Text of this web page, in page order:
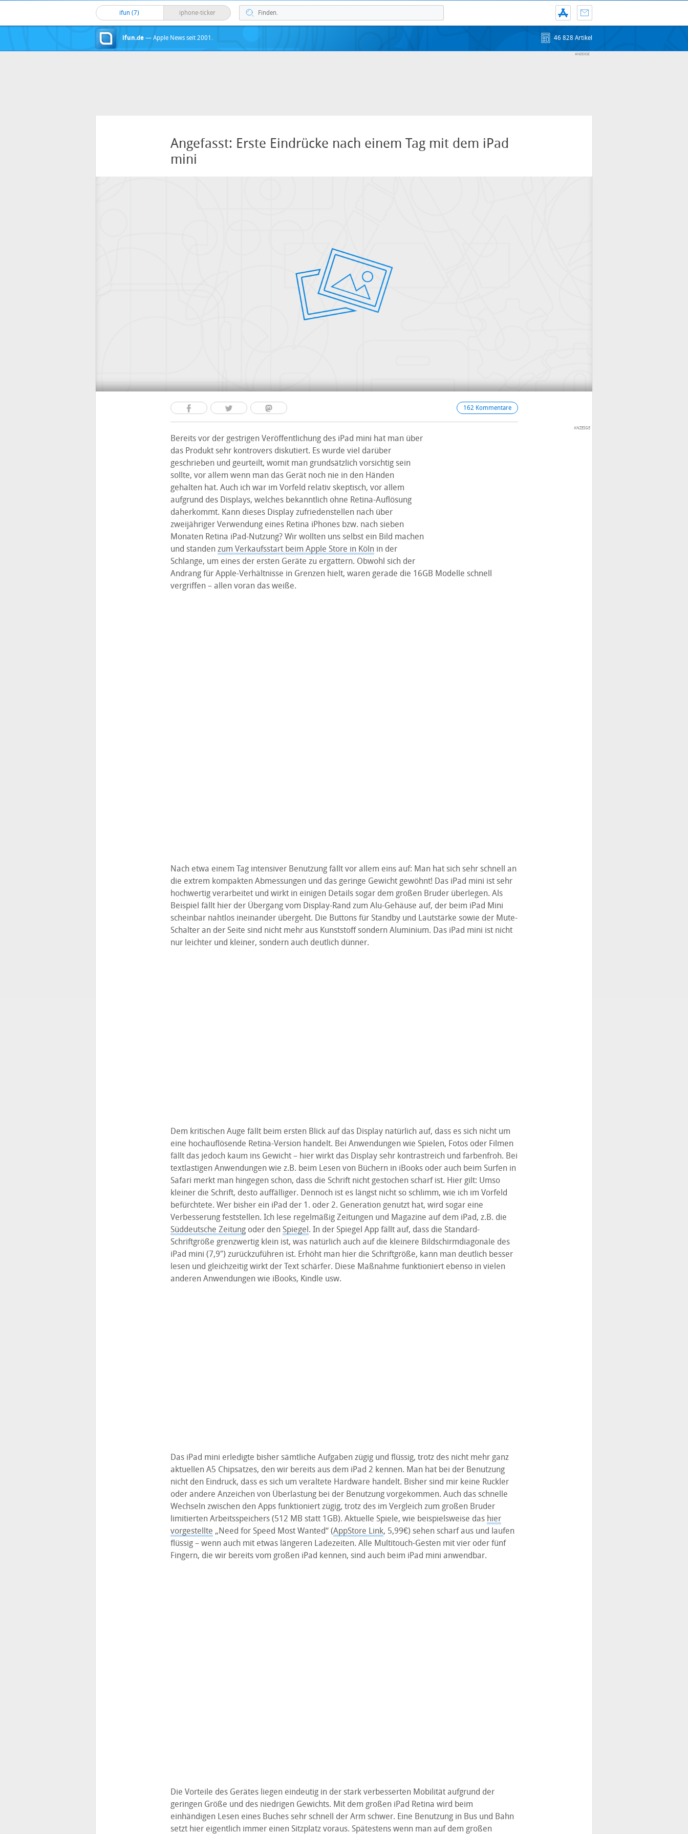
ifun (7) iphone-ticker
ifun.de — Apple News seit 2001. 46 828 Artikel
Angefasst: Erste Eindrücke nach einem Tag mit dem iPad
mini
162 Kommentare
Bereits vor der gestrigen Veröffentlichung des iPad mini hat man über
das Produkt sehr kontrovers diskutiert. Es wurde viel darüber
geschrieben und geurteilt, womit man grundsätzlich vorsichtig sein
sollte, vor allem wenn man das Gerät noch nie in den Händen
gehalten hat. Auch ich war im Vorfeld relativ skeptisch, vor allem
aufgrund des Displays, welches bekanntlich ohne Retina-Auflösung
daherkommt. Kann dieses Display zufriedenstellen nach über
zweijähriger Verwendung eines Retina iPhones bzw. nach sieben
Monaten Retina iPad-Nutzung? Wir wollten uns selbst ein Bild machen
und standen zum Verkaufsstart beim Apple Store in Kölnin der
Schlange, um eines der ersten Geräte zu ergattern. Obwohl sich der
Andrang für Apple-Verhältnisse in Grenzen hielt, waren gerade die 16GB Modelle schnell
vergriffen – allen voran das weiße.
Nach etwa einem Tag intensiver Benutzung fällt vor allem eins auf: Man hat sich sehr schnell an
die extrem kompakten Abmessungen und das geringe Gewicht gewöhnt! Das iPad mini ist sehr
hochwertig verarbeitet und wirkt in einigen Details sogar dem großen Bruder überlegen. Als
Beispiel fällt hier der Übergang vom Display-Rand zum Alu-Gehäuse auf, der beim iPad Mini
scheinbar nahtlos ineinander übergeht. Die Buttons für Standby und Lautstärke sowie der Mute-
Schalter an der Seite sind nicht mehr aus Kunststoff sondern Aluminium. Das iPad mini ist nicht
nur leichter und kleiner, sondern auch deutlich dünner.
Dem kritischen Auge fällt beim ersten Blick auf das Display natürlich auf, dass es sich nicht um
eine hochauflösende Retina-Version handelt. Bei Anwendungen wie Spielen, Fotos oder Filmen
fällt das jedoch kaum ins Gewicht – hier wirkt das Display sehr kontrastreich und farbenfroh. Bei
textlastigen Anwendungen wie z.B. beim Lesen von Büchern in iBooks oder auch beim Surfen in
Safari merkt man hingegen schon, dass die Schrift nicht gestochen scharf ist. Hier gilt: Umso
kleiner die Schrift, desto auffälliger. Dennoch ist es längst nicht so schlimm, wie ich im Vorfeld
befürchtete. Wer bisher ein iPad der 1. oder 2. Generation genutzt hat, wird sogar eine
Verbesserung feststellen. Ich lese regelmäßig Zeitungen und Magazine auf dem iPad, z.B. die
Süddeutsche Zeitungoder den Spiegel . In der Spiegel App fällt auf, dass die Standard-
Schriftgröße grenzwertig klein ist, was natürlich auch auf die kleinere Bildschirmdiagonale des
iPad mini (7,9″) zurückzuführen ist. Erhöht man hier die Schriftgröße, kann man deutlich besser
lesen und gleichzeitig wirkt der Text schärfer. Diese Maßnahme funktioniert ebenso in vielen
anderen Anwendungen wie iBooks, Kindle usw.
Das iPad mini erledigte bisher sämtliche Aufgaben zügig und flüssig, trotz des nicht mehr ganz
aktuellen A5 Chipsatzes, den wir bereits aus dem iPad 2 kennen. Man hat bei der Benutzung
nicht den Eindruck, dass es sich um veraltete Hardware handelt. Bisher sind mir keine Ruckler
oder andere Anzeichen von Überlastung bei der Benutzung vorgekommen. Auch das schnelle
Wechseln zwischen den Apps funktioniert zügig, trotz des im Vergleich zum großen Bruder
limitierten Arbeitsspeichers (512 MB statt 1GB). Aktuelle Spiele, wie beispielsweise das hier
vorgestellte „Need for Speed Most Wanted“ (AppStore Link, 5,99€) sehen scharf aus und laufen
flüssig – wenn auch mit etwas längeren Ladezeiten. Alle Multitouch-Gesten mit vier oder fünf
Fingern, die wir bereits vom großen iPad kennen, sind auch beim iPad mini anwendbar.
Die Vorteile des Gerätes liegen eindeutig in der stark verbesserten Mobilität aufgrund der
geringen Größe und des niedrigen Gewichts. Mit dem großen iPad Retina wird beim
einhändigen Lesen eines Buches sehr schnell der Arm schwer. Eine Benutzung in Bus und Bahn
setzt hier eigentlich immer einen Sitzplatz voraus. Spätestens wenn man auf dem großen